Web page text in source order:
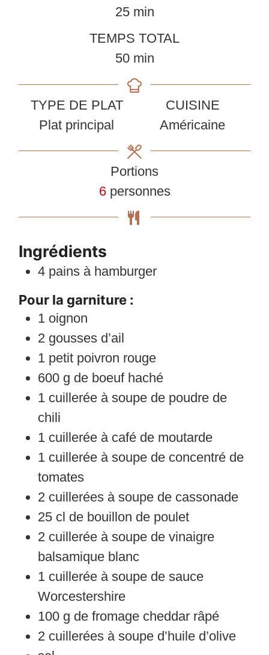
25minutes
min
TEMPS TOTAL
50minutes
min
TYPE DE PLAT
Plat principal
CUISINE
Américaine
Portions
6 personnes
Ingrédients
4 pains à hamburger
Pour la garniture :
1 oignon
2 gousses d’ail
1 petit poivron rouge
600 g de boeuf haché
1 cuillerée à soupe de poudre de
chili
1 cuillerée à café de moutarde
1 cuillerée à soupe de concentré de
tomates
2 cuillerées à soupe de cassonade
25 cl de bouillon de poulet
2 cuillerée à soupe de vinaigre
balsamique blanc
1 cuillerée à soupe de sauce
Worcestershire
100 g de fromage cheddar râpé
2 cuillerées à soupe d’huile d’olive